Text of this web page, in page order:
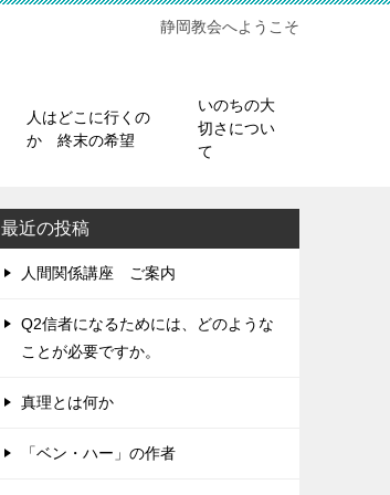
静岡教会へようこそ
人はどこに行くの
か 終末の希望
いのちの大
切さについ
て
最近の投稿
人間関係講座 ご案内
Q2信者になるためには、どのような
ことが必要ですか。
真理とは何か
「ベン・ハー」の作者